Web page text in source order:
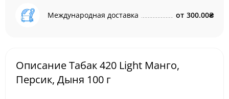
Международная доставка от 300.00₴
Описание Табак 420 Light Манго,
Персик, Дыня 100 г